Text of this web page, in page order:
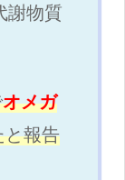
謝物質
オメガ
と報告